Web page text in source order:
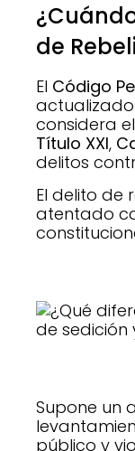
de
El Código
actualizado
considera
Título XXI,
delitos
El delito de
atentado
Supone un
público y